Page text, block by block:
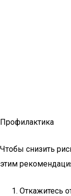
Профилактика
Чтобы снизить
этим
Откажитесь